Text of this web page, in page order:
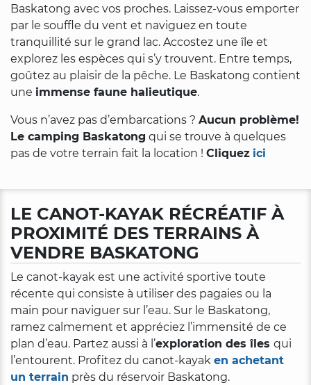
Baskatong avec vos proches. Laissez-vous emporter
par le souffle du vent et naviguez en toute
tranquillité sur le grand lac. Accostez une île et
explorez les espèces qui s’y trouvent. Entre temps,
goûtez au plaisir de la pêche. Le Baskatong contient
une immense faune halieutique.
Vous n’avez pas d’embarcations ? Aucun problème!
Le camping Baskatong qui se trouve à quelques
pas de votre terrain fait la location ! Cliquez ici
LE CANOT-KAYAK RÉCRÉATIF À
PROXIMITÉ DES TERRAINS À
VENDRE BASKATONG
Le canot-kayak est une activité sportive toute
récente qui consiste à utiliser des pagaies ou la
main pour naviguer sur l’eau. Sur le Baskatong,
ramez calmement et appréciez l’immensité de ce
plan d’eau. Partez aussi à l’exploration des îles qui
l’entourent. Profitez du canot-kayak en achetant
un terrain près du réservoir Baskatong.